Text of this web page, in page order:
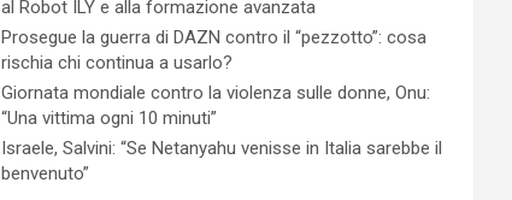
al Robot ILY e alla formazione avanzata
Prosegue la guerra di DAZN contro il “pezzotto”: cosa
rischia chi continua a usarlo?
Giornata mondiale contro la violenza sulle donne, Onu:
“Una vittima ogni 10 minuti”
Israele, Salvini: “Se Netanyahu venisse in Italia sarebbe il
benvenuto”